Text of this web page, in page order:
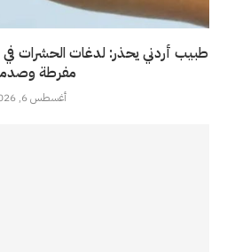
طبيب أردني يحذر: لدغات
مفرطة
أغسطس 6, 2026